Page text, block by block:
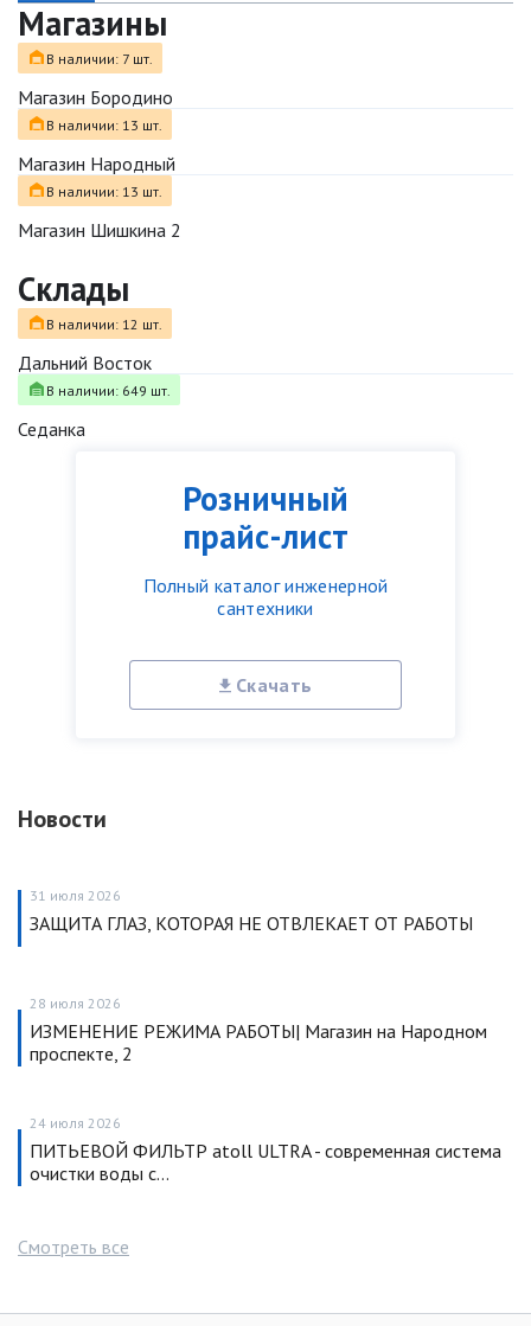
Розничный
прайс-лист
Полный каталог инженерной
сантехники
Скачать
Новости
31 июля 2026
ЗАЩИТА ГЛАЗ, КОТОРАЯ НЕ ОТВЛЕКАЕТ ОТ РАБОТЫ
28 июля 2026
ИЗМЕНЕНИЕ РЕЖИМА РАБОТЫ| Магазин на Народном
проспекте, 2
24 июля 2026
ПИТЬЕВОЙ ФИЛЬТР atoll ULTRA - современная система
очистки воды с…
Смотреть все
Магазины
В наличии: 7 шт.
Магазин Бородино
В наличии: 13 шт.
Магазин Народный
В наличии: 13 шт.
Магазин Шишкина 2
Склады
В наличии: 12 шт.
Дальний Восток
В наличии: 649 шт.
Седанка